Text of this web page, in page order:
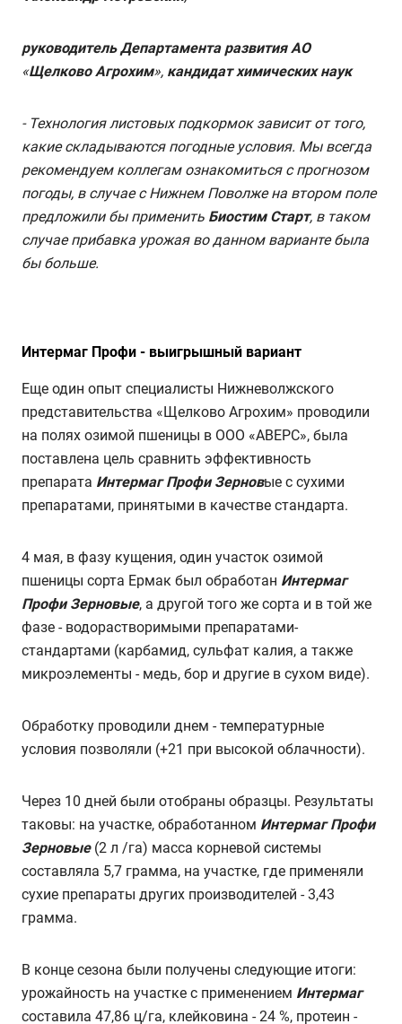
руководитель Департамента развития АО
«Щелково Агрохим», кандидат химических наук
- Технология листовых подкормок зависит от того,
какие складываются погодные условия. Мы всегда
рекомендуем коллегам ознакомиться с прогнозом
погоды, в случае с Нижнем Поволже на втором поле
предложили бы применить Биостим Старт, в таком
случае прибавка урожая во данном варианте была
бы больше.
Интермаг Профи - выигрышный вариант
Еще один опыт специалисты Нижневолжского
представительства «Щелково Агрохим» проводили
на полях озимой пшеницы в ООО «АВЕРС», была
поставлена цель сравнить эффективность
препарата Интермаг Профи Зерновые с сухими
препаратами, принятыми в качестве стандарта.
4 мая, в фазу кущения, один участок озимой
пшеницы сорта Ермак был обработан Интермаг
Профи Зерновые, а другой того же сорта и в той же
фазе - водорастворимыми препаратами-
стандартами (карбамид, сульфат калия, а также
микроэлементы - медь, бор и другие в сухом виде).
Обработку проводили днем - температурные
условия позволяли (+21 при высокой облачности).
Через 10 дней были отобраны образцы. Результаты
таковы: на участке, обработанном Интермаг Профи
Зерновые(2 л /га) масса корневой системы
составляла 5,7 грамма, на участке, где применяли
сухие препараты других производителей - 3,43
грамма.
В конце сезона были получены следующие итоги:
урожайность на участке с применением Интермаг
составила 47,86 ц/га, клейковина - 24 %, протеин -